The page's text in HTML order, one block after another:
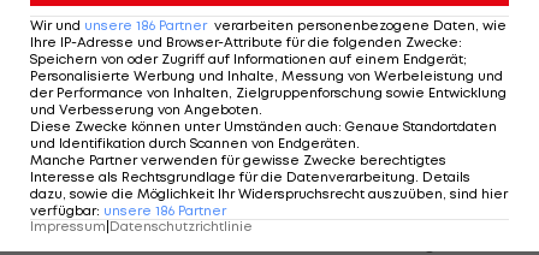
Faktor für den wiederkehrenden Erfolg dar, wie
Odermatt weiter betont.
Odermatt sieht Gesamtweltcup nicht in
trockenen Tüchern
Trotz des Ausfalls von ÖSV-Ass Marco Schwarz
der bis zu seiner schweren Knieverletzung in
Wir und unsere 186 Partner verarbeiten personenbezogene Daten, wie
Ihre IP-Adresse und Browser-Attribute für die folgenden Zwecke:
Speichern von oder Zugriff auf Informationen auf einem Endgerät;
Personalisierte Werbung und Inhalte, Messung von Werbeleistung und
der Performance von Inhalten, Zielgruppenforschung sowie Entwicklung
und Verbesserung von Angeboten.
Diese Zwecke können unter Umständen auch: Genaue Standortdaten
und Identifikation durch Scannen von Endgeräten.
Manche Partner verwenden für gewisse Zwecke berechtigtes
Interesse als Rechtsgrundlage für die Datenverarbeitung. Details
dazu, sowie die Möglichkeit Ihr Widerspruchsrecht auszuüben, sind hier
verfügbar: unsere 186 Partner
Impressum Datenschutzrichtlinie